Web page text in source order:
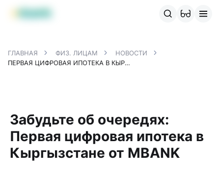
Продукты MBANK
ГЛАВНАЯ ФИЗ. ЛИЦАМ
НОВОСТИ
ПЕРВАЯ ЦИФРОВАЯ ИПОТЕКА В КЫРГЫЗСТАНЕ ОТ MBANK
Забудьте об очередях:
Первая цифровая ипотека в
Кыргызстане от MBANK